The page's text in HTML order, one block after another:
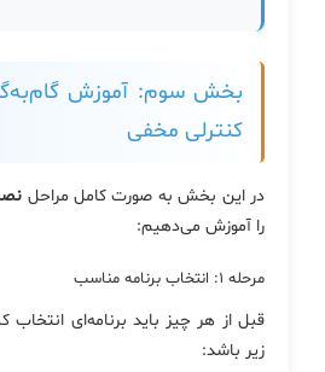
بخش سوم: آموزش
کنترلی مخفی
در این بخش به صورت کامل مراحل
را آموزش می‌دهیم:
مرحله ۱: انتخاب برنامه مناسب
قبل از هر چیز باید برنامه‌ای انتخاب
زیر باشد: